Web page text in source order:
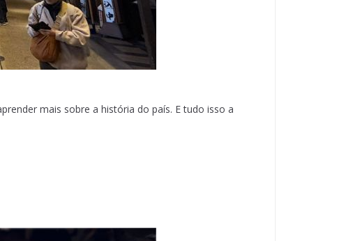
mais sobre a história do país. E tudo isso a